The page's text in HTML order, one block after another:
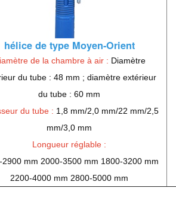
hélice de type Moyen-Orient
de la chambre à air : Diamètre
du tube : 48 mm ; diamètre extérieur
du tube : 60 mm
du tube : 1,8 mm/2,0 mm/22 mm/2,5
mm/3,0 mm
Longueur réglable :
2900 mm 2000-3500 mm 1800-3200 mm
2200-4000 mm 2800-5000 mm